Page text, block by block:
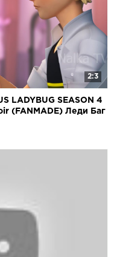
2:3
LADYBUG SEASON 4
(FANMADE) Леди Баг